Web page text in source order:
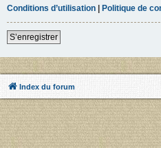
Conditions d’utilisation | Politique de
S’enregistrer
Index du forum